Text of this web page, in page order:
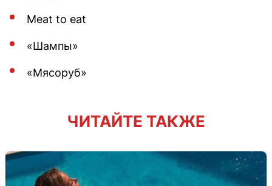
Meat to eat
«Шампы»
«Мясоруб»
ЧИТАЙТЕ ТАКЖЕ